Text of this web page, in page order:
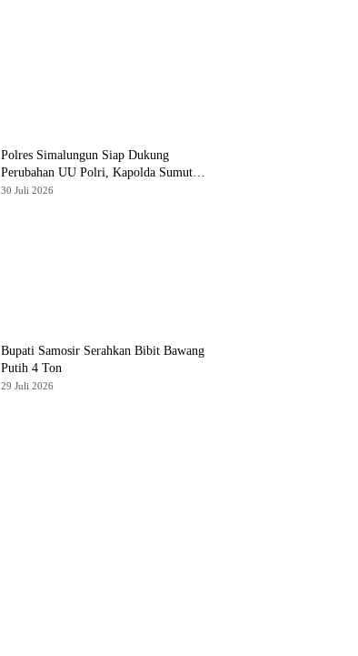
Polres Simalungun Siap Dukung
Perubahan UU Polri, Kapolda Sumut
Tegaskan Jadi Fondasi Penguatan
30 Juli 2026
Bupati Samosir Serahkan Bibit Bawang
Putih 4 Ton
29 Juli 2026